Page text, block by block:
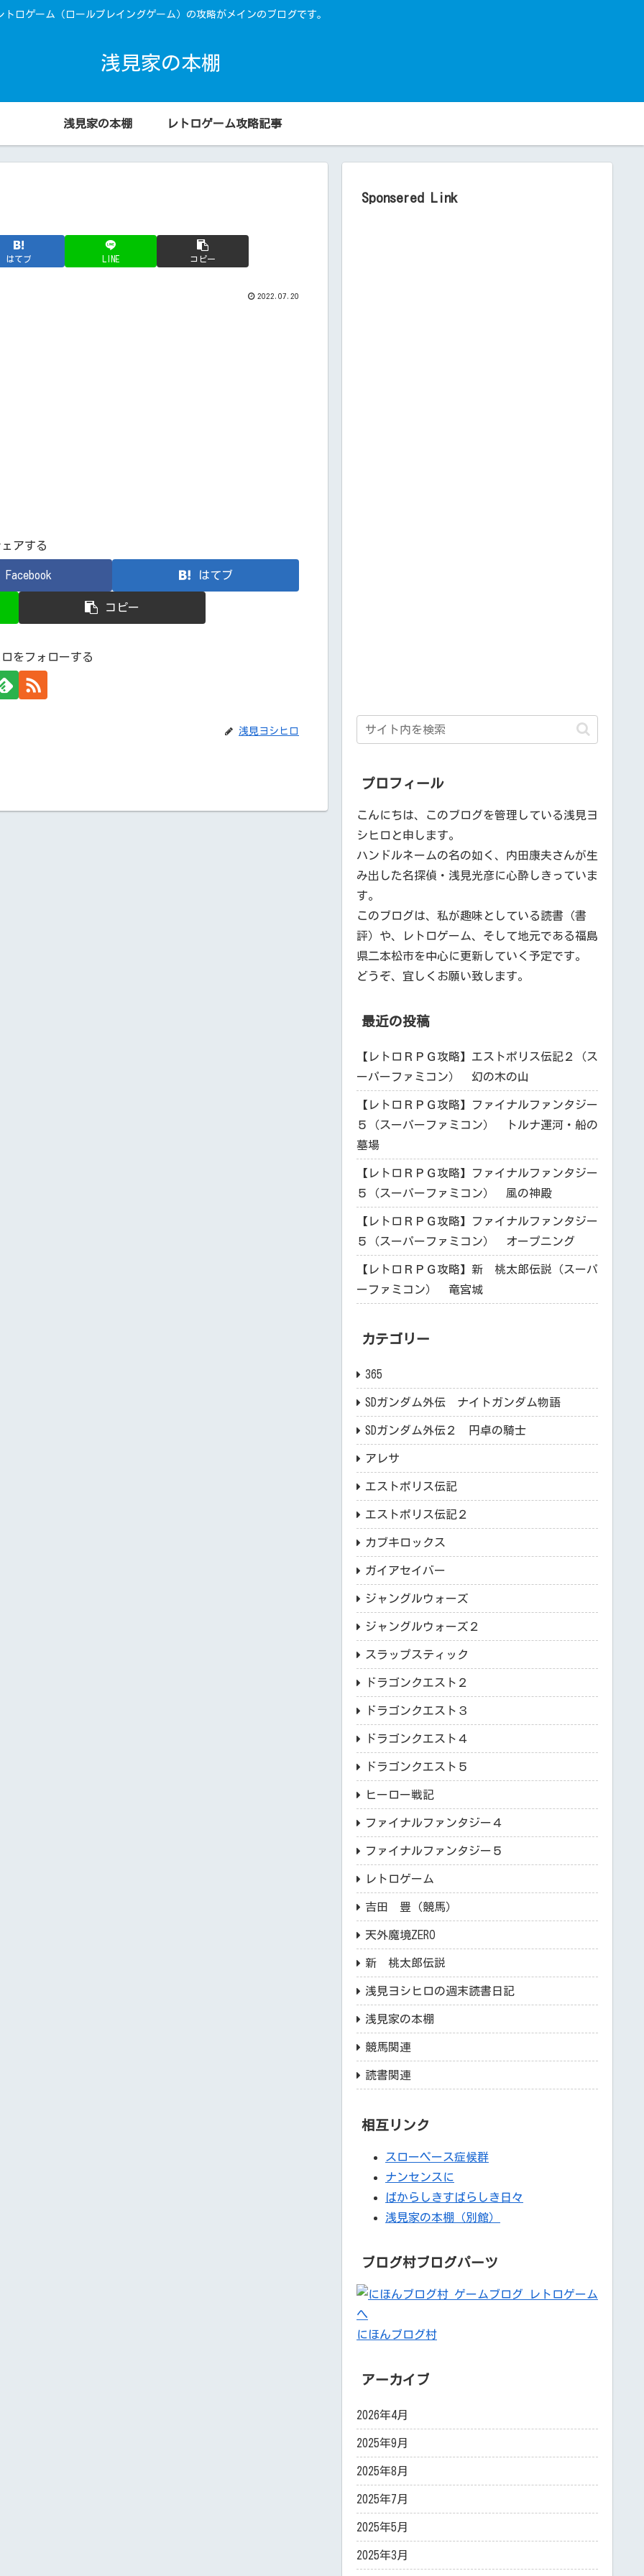
トロゲーム（ロールプレイングゲーム）の攻略がメインのブログです。
浅見家の本棚
浅見家の本棚 レトロゲーム攻略記事
はてブ LINE コピー
2022.07.20
ェアする
Facebook はてブ
コピー
をフォローする
浅見ヨシヒロ
Sponsered Link
プロフィール
こんにちは、このブログを管理している浅見ヨ
シヒロと申します。
ハンドルネームの名の如く、内田康夫さんが生
み出した名探偵・浅見光彦に心酔しきっていま
す。
このブログは、私が趣味としている読書（書
評）や、レトロゲーム、そして地元である福島
県二本松市を中心に更新していく予定です。
どうぞ、宜しくお願い致します。
最近の投稿
【レトロＲＰＧ攻略】エストポリス伝記２（ス
ーパーファミコン） 幻の木の山
【レトロＲＰＧ攻略】ファイナルファンタジー
５（スーパーファミコン） トルナ運河・船の
墓場
【レトロＲＰＧ攻略】ファイナルファンタジー
５（スーパーファミコン） 風の神殿
【レトロＲＰＧ攻略】ファイナルファンタジー
５（スーパーファミコン） オープニング
【レトロＲＰＧ攻略】新 桃太郎伝説（スーパ
ーファミコン） 竜宮城
カテゴリー
365
SDガンダム外伝 ナイトガンダム物語
SDガンダム外伝２ 円卓の騎士
アレサ
エストポリス伝記
エストポリス伝記２
カブキロックス
ガイアセイバー
ジャングルウォーズ
ジャングルウォーズ２
スラップスティック
ドラゴンクエスト２
ドラゴンクエスト３
ドラゴンクエスト４
ドラゴンクエスト５
ヒーロー戦記
ファイナルファンタジー４
ファイナルファンタジー５
レトロゲーム
吉田 豊（競馬）
天外魔境ZERO
新 桃太郎伝説
浅見ヨシヒロの週末読書日記
浅見家の本棚
競馬関連
読書関連
相互リンク
スローペース症候群
ナンセンスに
ばからしきすばらしき日々
浅見家の本棚（別館）
ブログ村ブログパーツ
にほんブログ村
アーカイブ
2026年4月
2025年9月
2025年8月
2025年7月
2025年5月
2025年3月